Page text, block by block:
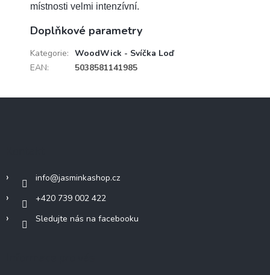
místnosti velmi intenzívní.
Doplňkové parametry
Kategorie: WoodWick - Svíčka Loď
EAN: 5038581141985
info@jasminkashop.cz
+420 739 002 422
Sledujte nás na facebooku